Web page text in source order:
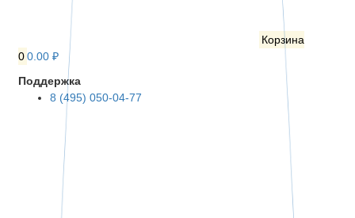
Корзина
00.00 ₽
Поддержка
8 (495) 050-04-77